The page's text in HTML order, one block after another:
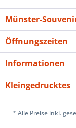
Münster-
Öffnungszeiten
Informationen
Kleingedrucktes
* Alle Preise inkl.